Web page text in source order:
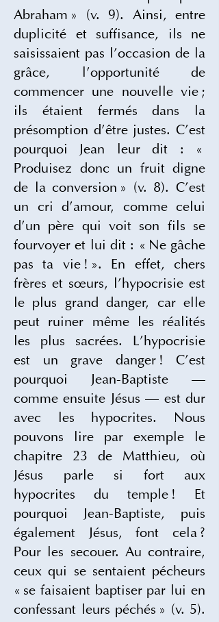
Abraham » (v. 9). Ainsi, entre
duplicité et suffisance, ils ne
saisissaient pas l’occasion de la
grâce, l’opportunité de
commencer une nouvelle vie ;
ils étaient fermés dans la
présomption d’être justes. C’est
pourquoi Jean leur dit : «
Produisez donc un fruit digne
de la conversion » (v. 8). C’est
un cri d’amour, comme celui
d’un père qui voit son fils se
fourvoyer et lui dit : « Ne gâche
pas ta vie ! ». En effet, chers
frères et sœurs, l’hypocrisie est
le plus grand danger, car elle
peut ruiner même les réalités
les plus sacrées. L’hypocrisie
est un grave danger ! C’est
pourquoi Jean-Baptiste —
comme ensuite Jésus — est dur
avec les hypocrites. Nous
pouvons lire par exemple le
chapitre 23 de Matthieu, où
Jésus parle si fort aux
hypocrites du temple ! Et
pourquoi Jean-Baptiste, puis
également Jésus, font cela ?
Pour les secouer. Au contraire,
ceux qui se sentaient pécheurs
« se faisaient baptiser par lui en
confessant leurs péchés » (v. 5).